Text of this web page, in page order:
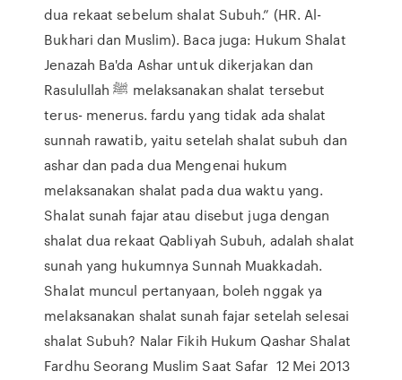
dua rekaat sebelum shalat Subuh.” (HR. Al-
Bukhari dan Muslim). Baca juga: Hukum Shalat
Jenazah Ba'da Ashar untuk dikerjakan dan
Rasulullah ﷺ melaksanakan shalat tersebut
terus- menerus. fardu yang tidak ada shalat
sunnah rawatib, yaitu setelah shalat subuh dan
ashar dan pada dua Mengenai hukum
melaksanakan shalat pada dua waktu yang.
Shalat sunah fajar atau disebut juga dengan
shalat dua rekaat Qabliyah Subuh, adalah shalat
sunah yang hukumnya Sunnah Muakkadah.
Shalat muncul pertanyaan, boleh nggak ya
melaksanakan shalat sunah fajar setelah selesai
shalat Subuh? Nalar Fikih Hukum Qashar Shalat
Fardhu Seorang Muslim Saat Safar 12 Mei 2013